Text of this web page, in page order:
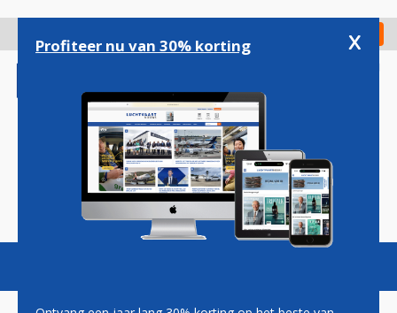
gaan
Check in
Magazine Podcasts Vacatures
Profiteer nu van 30% korting x